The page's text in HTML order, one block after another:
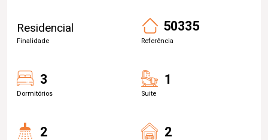
Residencial
Finalidade
50335
Referência
3
Dormitórios
1
Suite
2 2